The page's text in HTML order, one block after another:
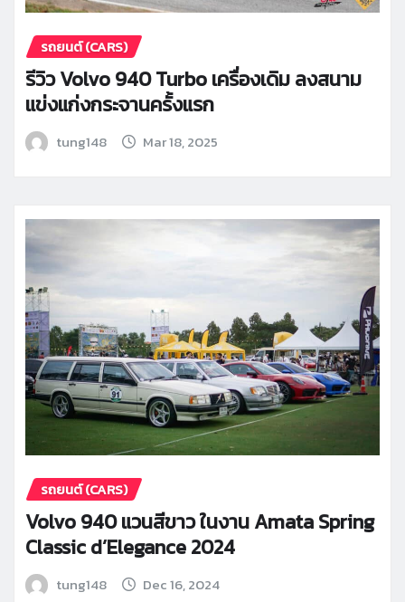
รถยนต์ (CARS)
รีวิว Volvo 940 Turbo เครื่องเดิม ลงสนาม
แข่งแก่งกระจานครั้งแรก
tung148 Mar 18, 2025
รถยนต์ (CARS)
Volvo 940 แวนสีขาว ในงาน Amata Spring
Classic d’Elegance 2024
tung148 Dec 16, 2024